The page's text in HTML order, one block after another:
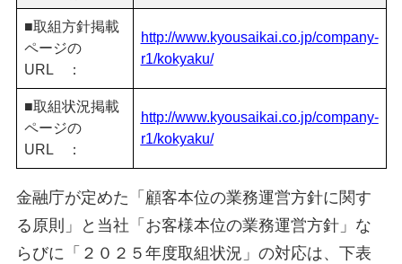
■取組方針掲載
ページの
URL ：
http://www.kyousaikai.co.jp/company-
r1/kokyaku/
■取組状況掲載
ページの
URL ：
http://www.kyousaikai.co.jp/company-
r1/kokyaku/
金融庁が定めた「顧客本位の業務運営方針に関す
る原則」と当社「お客様本位の業務運営方針」な
らびに「２０２５年度取組状況」の対応は、下表